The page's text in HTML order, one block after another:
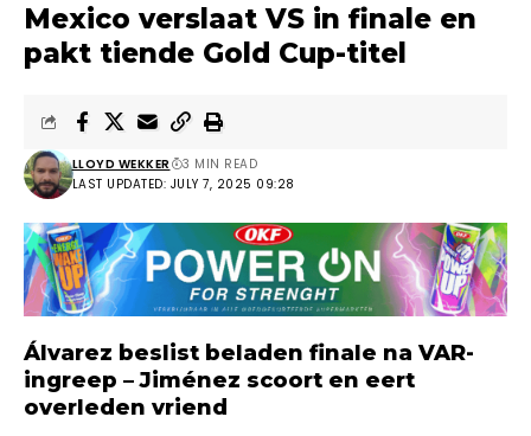
Mexico verslaat VS in finale en
pakt tiende Gold Cup-titel
LAST UPDATED: JULY 7, 2025 09:28
LLOYD WEKKER 3 MIN READ
Álvarez beslist beladen finale na VAR-
ingreep – Jiménez scoort en eert
overleden vriend